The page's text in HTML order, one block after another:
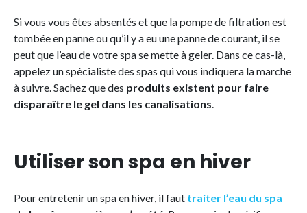
Si vous vous êtes absentés et que la pompe de filtration est
tombée en panne ou qu’il y a eu une panne de courant, il se
peut que l’eau de votre spa se mette à geler. Dans ce cas-là,
appelez un spécialiste des spas qui vous indiquera la marche
à suivre. Sachez que des produits existent pour faire
disparaître le gel dans les canalisations.
Utiliser son spa en hiver
Pour entretenir un spa en hiver, il faut traiter l’eau du spa